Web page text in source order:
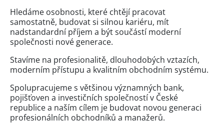
Hledáme osobnosti, které chtějí pracovat
samostatně, budovat si silnou kariéru, mít
nadstandardní příjem a být součástí moderní
společnosti nové generace.
Stavíme na profesionalitě, dlouhodobých vztazích,
moderním přístupu a kvalitním obchodním systému.
Spolupracujeme s většinou významných bank,
pojišťoven a investičních společností v České
republice a naším cílem je budovat novou generaci
profesionálních obchodníků a manažerů.